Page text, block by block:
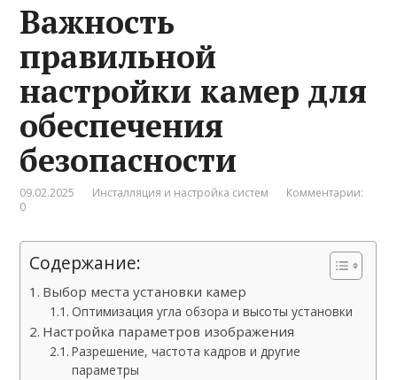
Важность
правильной
настройки камер для
обеспечения
безопасности
09.02.2025 Инсталляция и настройка систем
Комментарии:
0
Содержание:
Выбор места установки камер
Оптимизация угла обзора и высоты установки
Настройка параметров изображения
Разрешение, частота кадров и другие
параметры